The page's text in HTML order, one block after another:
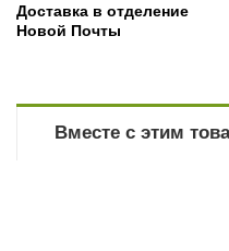
Доставка в отделение
Новой Почты
Вместе с этим